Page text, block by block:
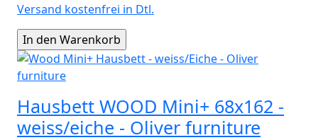
Versand kostenfrei in Dtl.
Hausbett WOOD Mini+ 68x162 -
weiss/eiche - Oliver furniture